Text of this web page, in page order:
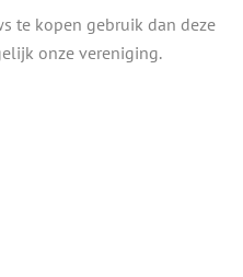
te kopen gebruik dan deze
onze vereniging.